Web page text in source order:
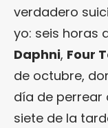
verdadero
yo: seis horas
Daphni, Four
de octubre,
día de perrear
siete de la